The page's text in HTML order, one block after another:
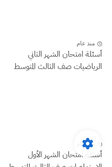
منذ عام
أسئلة امتحان الشهر الثاني
الرياضيات صف الثالث المتوسط
منذ عام
أسئلة امتحان الشهر الأول